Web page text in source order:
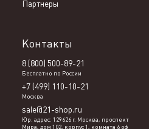
Партнеры
Контакты
8 (800) 500-89-21
Бесплатно по России
+7 (499) 110-10-21
Москва
sale@21-shop.ru
Юр. адрес: 129626 г. Москва, проспект
Мира, дом 102, корпус 1, комната 6 оф